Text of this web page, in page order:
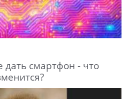
дать смартфон - что